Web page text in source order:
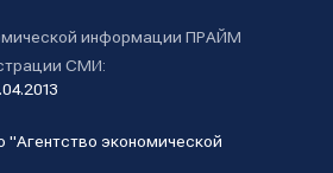
информации ПРАЙМ
СМИ:
экономической